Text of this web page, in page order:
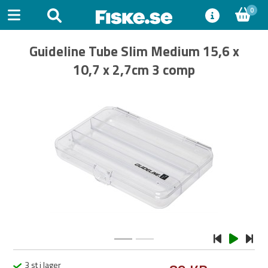
0
Guideline Tube Slim Medium 15,6 x
10,7 x 2,7cm 3 comp
Previous
3 st i lager